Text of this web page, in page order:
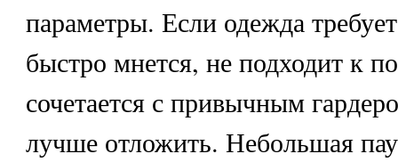
параметры. Если одежда
быстро мнется, не подходит к
сочетается с привычным
лучше отложить. Небольшая